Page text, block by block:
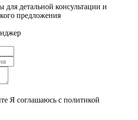
для детальной консультации и
предложения
Я соглашаюсь с политикой